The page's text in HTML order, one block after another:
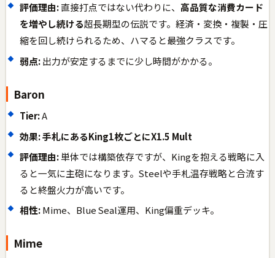
評価理由:直接打点ではない代わりに、 高品質な消費カード
を増やし続ける超長期型の伝説です。経済・変換・複製・圧
縮を回し続けられるため、ハマると最強クラスです。
弱点:出力が安定するまでに少し時間がかかる。
Baron
Tier:A
効果:手札にあるKing1枚ごとにX1.5 Mult
評価理由:単体では構築依存ですが、Kingを抱える戦略に入
ると一気に主砲になります。Steelや手札温存戦略と合流す
ると終盤火力が高いです。
相性:Mime、Blue Seal運用、King偏重デッキ。
Mime